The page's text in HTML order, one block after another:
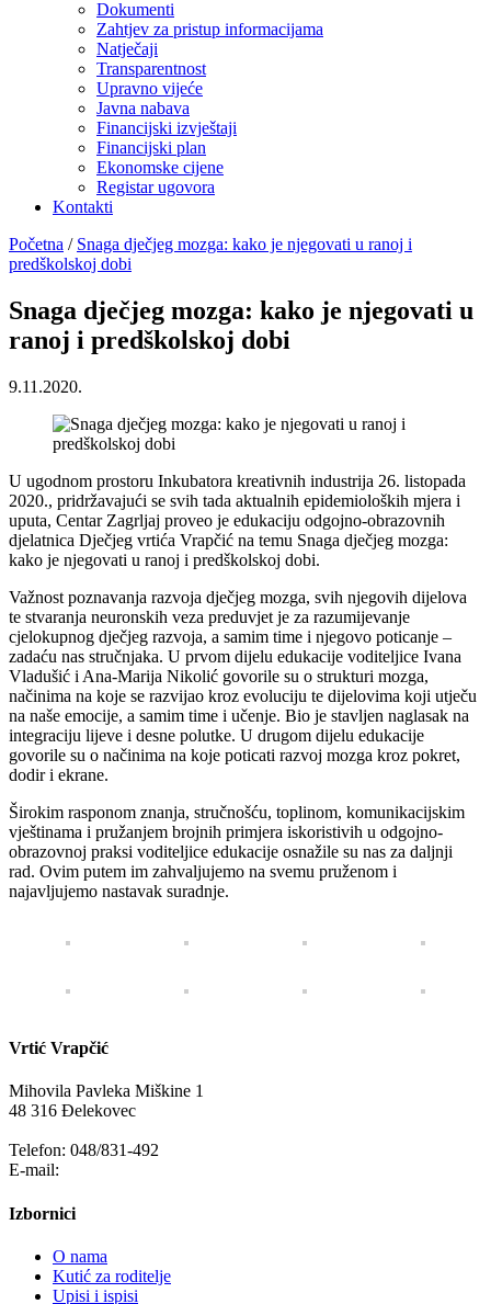
Dokumenti
Zahtjev za pristup informacijama
Natječaji
Transparentnost
Upravno vijeće
Javna nabava
Financijski izvještaji
Financijski plan
Ekonomske cijene
Registar ugovora
Kontakti
Početna / Snaga dječjeg mozga: kako je njegovati u ranoj i
predškolskoj dobi
Snaga dječjeg mozga: kako je njegovati u
ranoj i predškolskoj dobi
9.11.2020.
U ugodnom prostoru Inkubatora kreativnih industrija 26. listopada
2020., pridržavajući se svih tada aktualnih epidemioloških mjera i
uputa, Centar Zagrljaj proveo je edukaciju odgojno-obrazovnih
djelatnica Dječjeg vrtića Vrapčić na temu Snaga dječjeg mozga:
kako je njegovati u ranoj i predškolskoj dobi.
Važnost poznavanja razvoja dječjeg mozga, svih njegovih dijelova
te stvaranja neuronskih veza preduvjet je za razumijevanje
cjelokupnog dječjeg razvoja, a samim time i njegovo poticanje –
zadaću nas stručnjaka. U prvom dijelu edukacije voditeljice Ivana
Vladušić i Ana-Marija Nikolić govorile su o strukturi mozga,
načinima na koje se razvijao kroz evoluciju te dijelovima koji utječu
na naše emocije, a samim time i učenje. Bio je stavljen naglasak na
integraciju lijeve i desne polutke. U drugom dijelu edukacije
govorile su o načinima na koje poticati razvoj mozga kroz pokret,
dodir i ekrane.
Širokim rasponom znanja, stručnošću, toplinom, komunikacijskim
vještinama i pružanjem brojnih primjera iskoristivih u odgojno-
obrazovnoj praksi voditeljice edukacije osnažile su nas za daljnji
rad. Ovim putem im zahvaljujemo na svemu pruženom i
najavljujemo nastavak suradnje.
Vrtić Vrapčić
Mihovila Pavleka Miškine 1
48 316 Đelekovec
Telefon: 048/831-492
E-mail:
Izbornici
O nama
Kutić za roditelje
Upisi i ispisi